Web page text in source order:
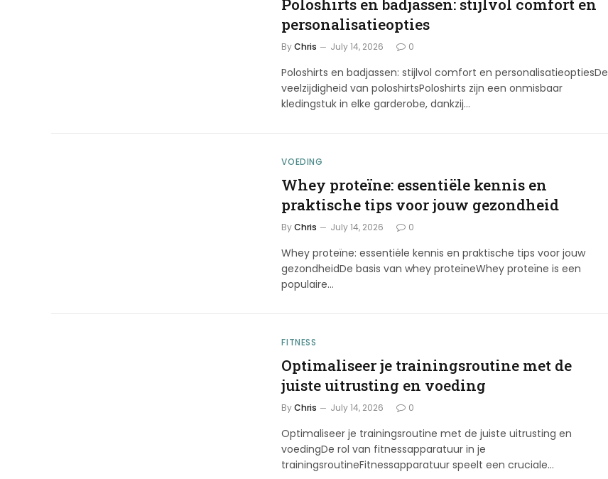
Poloshirts en badjassen: stijlvol comfort en
personalisatieopties
By Chris July 14, 2026 0
Poloshirts en badjassen: stijlvol comfort en personalisatieoptiesDe
veelzijdigheid van poloshirtsPoloshirts zijn een onmisbaar
kledingstuk in elke garderobe, dankzij…
VOEDING
Whey proteïne: essentiële kennis en
praktische tips voor jouw gezondheid
By Chris July 14, 2026 0
Whey proteïne: essentiële kennis en praktische tips voor jouw
gezondheidDe basis van whey proteïneWhey proteïne is een
populaire…
FITNESS
Optimaliseer je trainingsroutine met de
juiste uitrusting en voeding
By Chris July 14, 2026 0
Optimaliseer je trainingsroutine met de juiste uitrusting en
voedingDe rol van fitnessapparatuur in je
trainingsroutineFitnessapparatuur speelt een cruciale…